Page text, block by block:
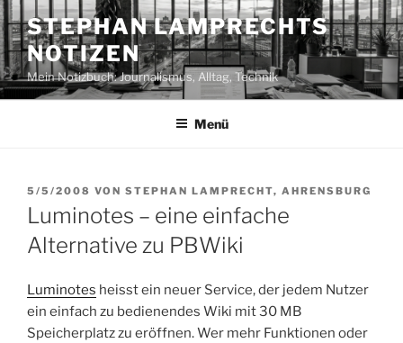
Zum
Inhalt
springen
STEPHAN LAMPRECHTS
NOTIZEN
Mein Notizbuch: Journalismus, Alltag, Technik
Menü
VERÖFFENTLICHT
AM
5/5/2008 VON STEPHAN LAMPRECHT, AHRENSBURG
Luminotes – eine einfache
Alternative zu PBWiki
Luminotes heisst ein neuer Service, der jedem Nutzer
ein einfach zu bedienendes Wiki mit 30 MB
Speicherplatz zu eröffnen. Wer mehr Funktionen oder